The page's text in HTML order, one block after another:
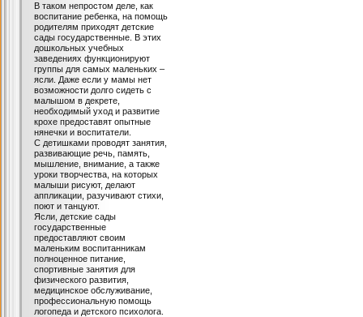
В таком непростом деле, как
воспитание ребенка, на помощь
родителям приходят детские
сады государственные. В этих
дошкольных учебных
заведениях функционируют
группы для самых маленьких –
ясли. Даже если у мамы нет
возможности долго сидеть с
малышом в декрете,
необходимый уход и развитие
крохе предоставят опытные
нянечки и воспитатели.
С детишками проводят занятия,
развивающие речь, память,
мышление, внимание, а также
уроки творчества, на которых
малыши рисуют, делают
аппликации, разучивают стихи,
поют и танцуют.
Ясли, детские сады
государственные
предоставляют своим
маленьким воспитанникам
полноценное питание,
спортивные занятия для
физического развития,
медицинское обслуживание,
профессиональную помощь
логопеда и детского психолога.